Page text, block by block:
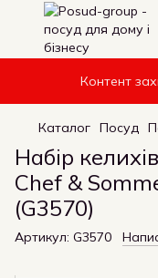
Контент
Каталог Посуд
Набір
Chef &
(G3570)
Артикул: G3570